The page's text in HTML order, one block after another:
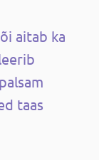
aitab ka
taas